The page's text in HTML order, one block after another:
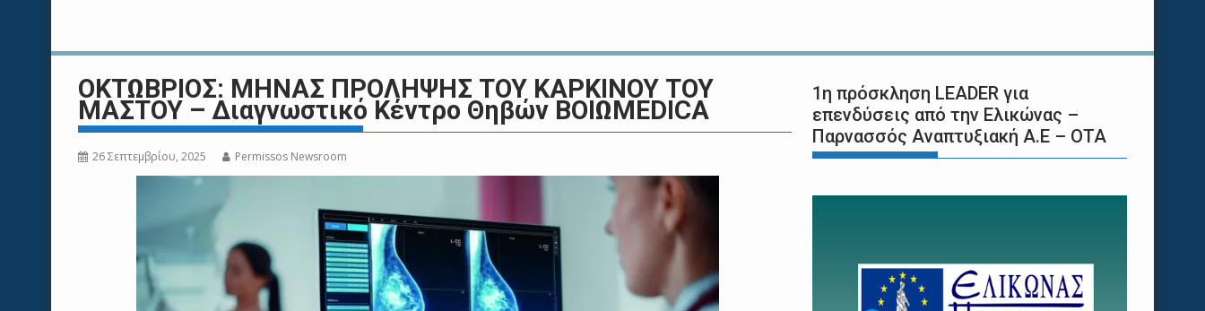
ΟΚΤΩΒΡΙΟΣ: ΜΗΝΑΣ ΠΡΟΛΗΨΗΣ ΤΟΥ ΚΑΡΚΙΝΟΥ ΤΟΥ
ΜΑΣΤΟΥ – Διαγνωστικό Κέντρο Θηβών ΒΟΙΩMEDICA
26 Σεπτεμβρίου, 2025 Permissos Newsroom
1η πρόσκληση LEADER για
επενδύσεις από την Ελικώνας –
Παρνασσός Αναπτυξιακή Α.Ε – ΟΤΑ